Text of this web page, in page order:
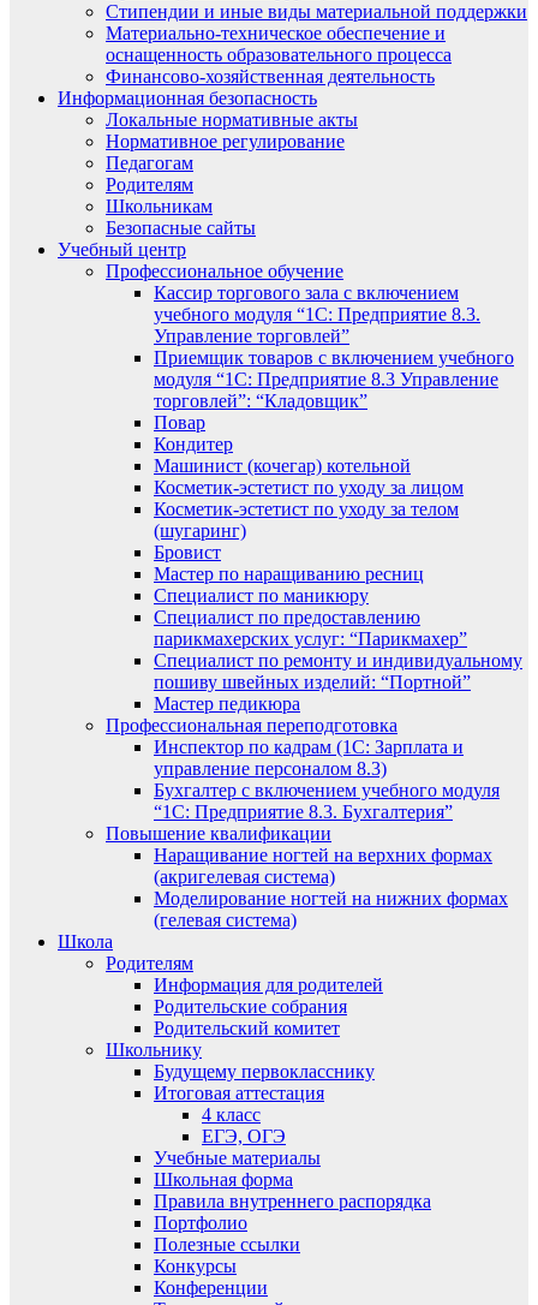
Стипендии и иные виды материальной поддержки
Материально-техническое обеспечение и
оснащенность образовательного процесса
Финансово-хозяйственная деятельность
Информационная безопасность
Локальные нормативные акты
Нормативное регулирование
Педагогам
Родителям
Школьникам
Безопасные сайты
Учебный центр
Профессиональное обучение
Кассир торгового зала с включением
учебного модуля “1С: Предприятие 8.3.
Управление торговлей”
Приемщик товаров с включением учебного
модуля “1С: Предприятие 8.3 Управление
торговлей”: “Кладовщик”
Повар
Кондитер
Машинист (кочегар) котельной
Косметик-эстетист по уходу за лицом
Косметик-эстетист по уходу за телом
(шугаринг)
Бровист
Мастер по наращиванию ресниц
Специалист по маникюру
Специалист по предоставлению
парикмахерских услуг: “Парикмахер”
Специалист по ремонту и индивидуальному
пошиву швейных изделий: “Портной”
Мастер педикюра
Профессиональная переподготовка
Инспектор по кадрам (1С: Зарплата и
управление персоналом 8.3)
Бухгалтер с включением учебного модуля
“1С: Предприятие 8.3. Бухгалтерия”
Повышение квалификации
Наращивание ногтей на верхних формах
(акригелевая система)
Моделирование ногтей на нижних формах
(гелевая система)
Школа
Родителям
Информация для родителей
Родительские собрания
Родительский комитет
Школьнику
Будущему первокласснику
Итоговая аттестация
4 класс
ЕГЭ, ОГЭ
Учебные материалы
Школьная форма
Правила внутреннего распорядка
Портфолио
Полезные ссылки
Конкурсы
Конференции